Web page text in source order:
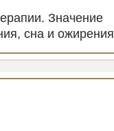
Значение
сна и ожирения